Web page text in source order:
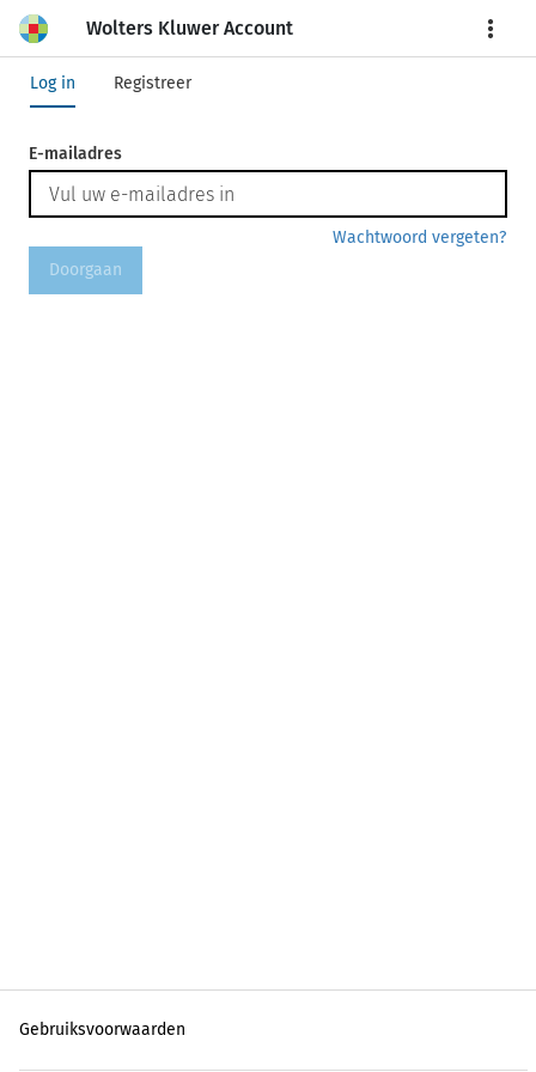
Wolters Kluwer Account More
Log in Registreer
E-mailadres
Wachtwoord vergeten?
Doorgaan
Gebruiksvoorwaarden